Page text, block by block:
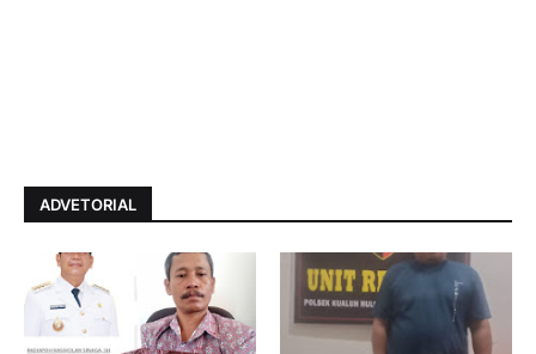
ADVETORIAL